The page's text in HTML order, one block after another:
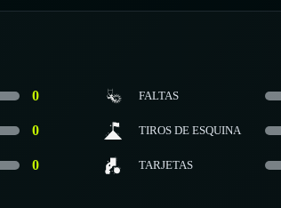
0 FALTAS
0 TIROS DE ESQUINA
0 TARJETAS